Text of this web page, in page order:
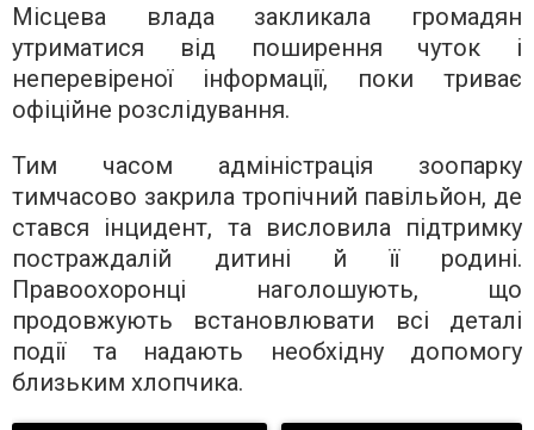
Місцева влада закликала громадян
утриматися від поширення чуток і
неперевіреної інформації, поки триває
офіційне розслідування.
Тим часом адміністрація зоопарку
тимчасово закрила тропічний павільйон, де
стався інцидент, та висловила підтримку
постраждалій дитині й її родині.
Правоохоронці наголошують, що
продовжують встановлювати всі деталі
події та надають необхідну допомогу
близьким хлопчика.